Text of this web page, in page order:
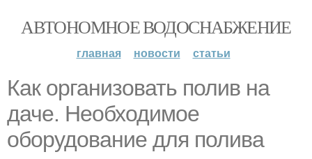
АВТОНОМНОЕ ВОДОСНАБЖЕНИЕ
главная новости статьи
Как организовать полив на
даче. Необходимое
оборудование для полива